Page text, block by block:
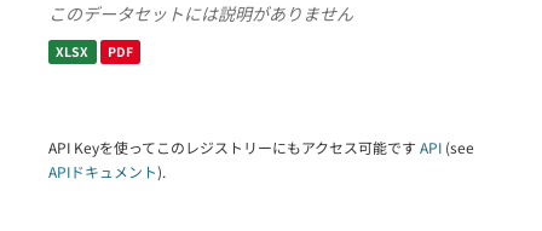
このデータセットには説明がありません
XLSX PDF
API Keyを使ってこのレジストリーにもアクセス可能です API (see
APIドキュメント).